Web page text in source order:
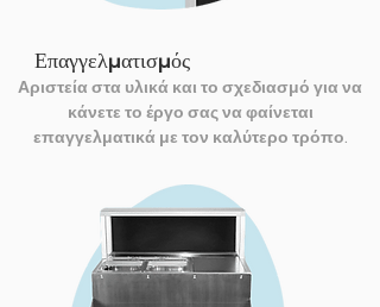
Επαγγελματισμός
Αριστεία στα υλικά και το σχεδιασμό για να
κάνετε το έργο σας να φαίνεται
επαγγελματικά με τον καλύτερο τρόπο.